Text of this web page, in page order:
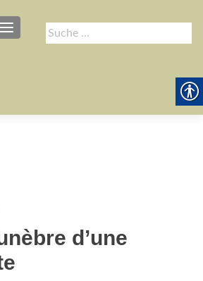
Suche
nach:
SCHALTE NAVIGATION
d’une